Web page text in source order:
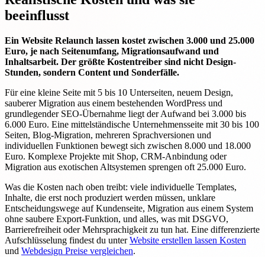
beeinflusst
Ein Website Relaunch lassen kostet zwischen 3.000 und 25.000
Euro, je nach Seitenumfang, Migrationsaufwand und
Inhaltsarbeit. Der größte Kostentreiber sind nicht Design-
Stunden, sondern Content und Sonderfälle.
Für eine kleine Seite mit 5 bis 10 Unterseiten, neuem Design,
sauberer Migration aus einem bestehenden WordPress und
grundlegender SEO-Übernahme liegt der Aufwand bei 3.000 bis
6.000 Euro. Eine mittelständische Unternehmensseite mit 30 bis 100
Seiten, Blog-Migration, mehreren Sprachversionen und
individuellen Funktionen bewegt sich zwischen 8.000 und 18.000
Euro. Komplexe Projekte mit Shop, CRM-Anbindung oder
Migration aus exotischen Altsystemen sprengen oft 25.000 Euro.
Was die Kosten nach oben treibt: viele individuelle Templates,
Inhalte, die erst noch produziert werden müssen, unklare
Entscheidungswege auf Kundenseite, Migration aus einem System
ohne saubere Export-Funktion, und alles, was mit DSGVO,
Barrierefreiheit oder Mehrsprachigkeit zu tun hat. Eine differenzierte
Aufschlüsselung findest du unterWebsite erstellen lassen Kosten
und Webdesign Preise vergleichen.